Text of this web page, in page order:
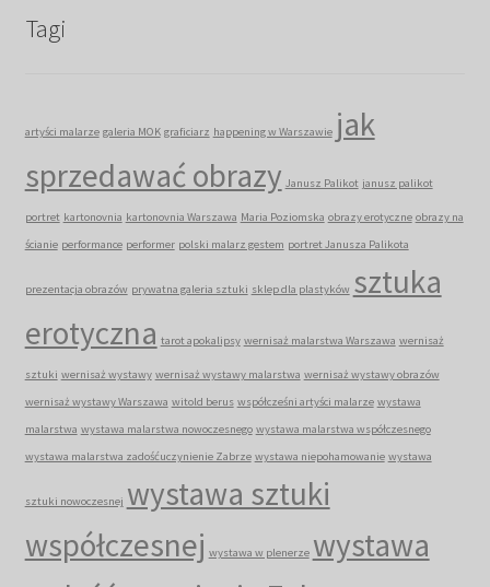
Tagi
artyści malarze galeria MOK graficiarz happening w Warszawie jak
sprzedawać obrazy Janusz Palikot janusz palikot
portret kartonovnia kartonovnia Warszawa Maria Poziomska obrazy erotyczne obrazy na
ścianie performance performer polski malarz gestem portret Janusza Palikota
prezentacja obrazów prywatna galeria sztuki sklep dla plastyków sztuka
erotyczna tarot apokalipsy wernisaż malarstwa Warszawa wernisaż
sztuki wernisaż wystawy wernisaż wystawy malarstwa wernisaż wystawy obrazów
wernisaż wystawy Warszawa witold berus współcześni artyści malarze wystawa
malarstwa wystawa malarstwa nowoczesnego wystawa malarstwa współczesnego
wystawa malarstwa zadośćuczynienie Zabrze wystawa niepohamowanie wystawa
sztuki nowoczesnej wystawa sztuki
współczesnej wystawa w plenerze wystawa